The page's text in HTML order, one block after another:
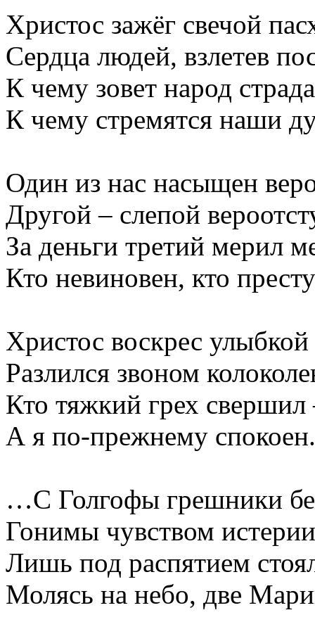
Христос зажёг свечой
Сердца людей, взлетев
К чему зовет народ
К чему стремятся наши
Один из нас насыщен
Другой – слепой
За деньги третий мерил
Кто невиновен, кто
Христос воскрес
Разлился звоном
Кто тяжкий грех свершил
А я по-прежнему спокоен.
…С Голгофы грешники
Гонимы чувством
Лишь под распятием
Молясь на небо, две